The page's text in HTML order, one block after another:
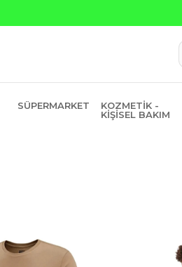
SÜPERMARKET
KOZMETIK -
KIŞISEL BAKIM